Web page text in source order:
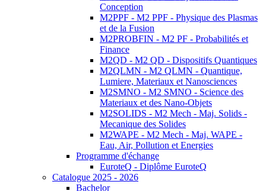
Conception
M2PPF - M2 PPF - Physique des Plasmas
et de la Fusion
M2PROBFIN - M2 PF - Probabilités et
Finance
M2QD - M2 QD - Dispositifs Quantiques
M2QLMN - M2 QLMN - Quantique,
Lumiere, Materiaux et Nanosciences
M2SMNO - M2 SMNO - Science des
Materiaux et des Nano-Objets
M2SOLIDS - M2 Mech - Maj. Solids -
Mecanique des Solides
M2WAPE - M2 Mech - Maj. WAPE -
Eau, Air, Pollution et Energies
Programme d'échange
EuroteQ - Diplôme EuroteQ
Catalogue 2025 - 2026
Bachelor